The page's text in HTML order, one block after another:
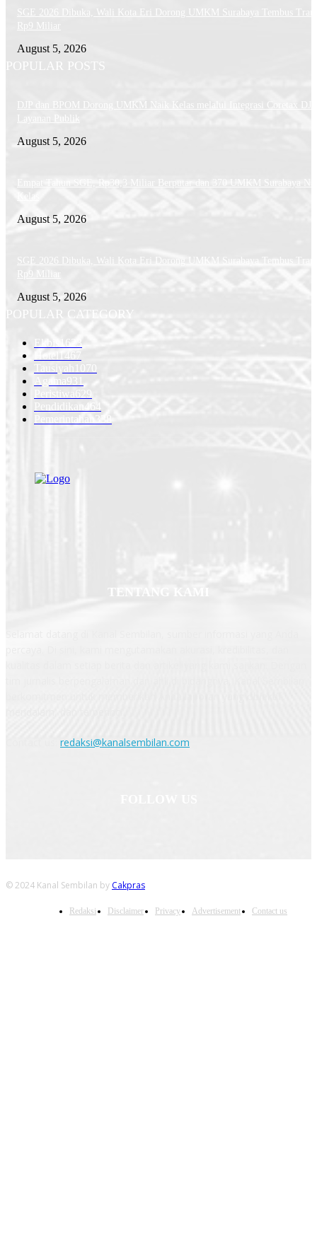
SGE 2026 Dibuka, Wali Kota Eri Dorong UMKM Surabaya Tembus
Rp9 Miliar
August 5, 2026
POPULAR POSTS
DJP dan BPOM Dorong UMKM Naik Kelas melalui Integrasi Coretax
Layanan Publik
August 5, 2026
Empat Tahun SGE, Rp30,3 Miliar Berputar dan 370 UMKM Surabaya
Kelas
August 5, 2026
SGE 2026 Dibuka, Wali Kota Eri Dorong UMKM Surabaya Tembus
Rp9 Miliar
August 5, 2026
POPULAR CATEGORY
Ekbis
1623
Hotel
Tausiyah
1070
Agama931
Peristiwa
629
Pendidikan464
Pemerintahan
338
TENTANG KAMI
redaksi@kanalsembilan.com
© 2024 Kanal Sembilan by Cakpras
Redaksi Disclaimer Privacy Advertisement Contact us